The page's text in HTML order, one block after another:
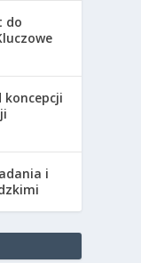
do
koncepcji
i